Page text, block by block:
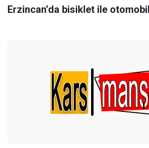
Erzincan’da bisiklet ile otomobil